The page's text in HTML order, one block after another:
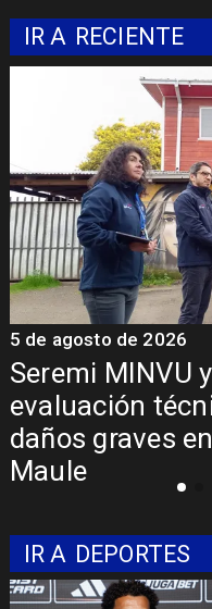
IR A RECIENTE
Seremi MINVU
evaluación
daños graves
Maule
5 de agosto de 2026
IR A DEPORTES